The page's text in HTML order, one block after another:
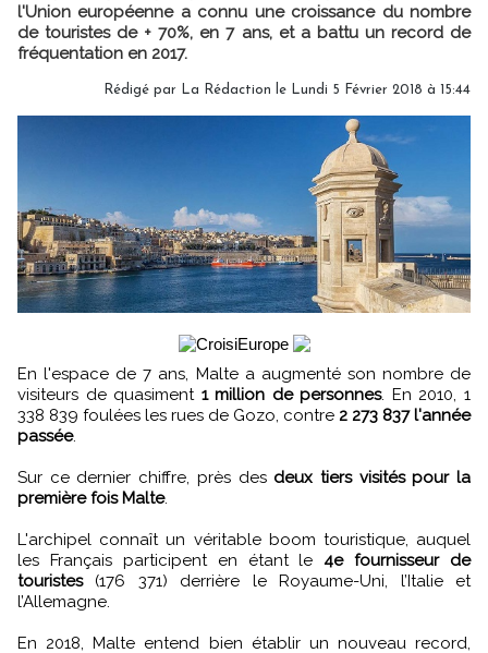
l'Union européenne a connu une croissance du nombre
de touristes de + 70%, en 7 ans, et a battu un record de
fréquentation en 2017.
Rédigé par La Rédaction le Lundi 5 Février 2018 à 15:44
En l'espace de 7 ans, Malte a augmenté son nombre de
visiteurs de quasiment 1 million de personnes. En 2010, 1
338 839 foulées les rues de Gozo, contre 2 273 837 l'année
passée.
Sur ce dernier chiffre, près des deux tiers visités pour la
première fois Malte.
L'archipel connaît un véritable boom touristique, auquel
les Français participent en étant le4e fournisseur de
touristes(176 371) derrière le Royaume-Uni, l’Italie et
l’Allemagne.
En 2018, Malte entend bien établir un nouveau record,